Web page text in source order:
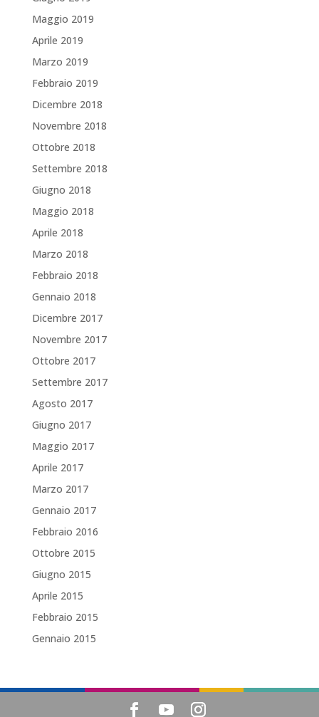
Maggio 2019
Aprile 2019
Marzo 2019
Febbraio 2019
Dicembre 2018
Novembre 2018
Ottobre 2018
Settembre 2018
Giugno 2018
Maggio 2018
Aprile 2018
Marzo 2018
Febbraio 2018
Gennaio 2018
Dicembre 2017
Novembre 2017
Ottobre 2017
Settembre 2017
Agosto 2017
Giugno 2017
Maggio 2017
Aprile 2017
Marzo 2017
Gennaio 2017
Febbraio 2016
Ottobre 2015
Giugno 2015
Aprile 2015
Febbraio 2015
Gennaio 2015